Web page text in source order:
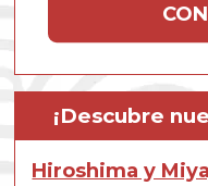
¡Descubre
Hiroshima y